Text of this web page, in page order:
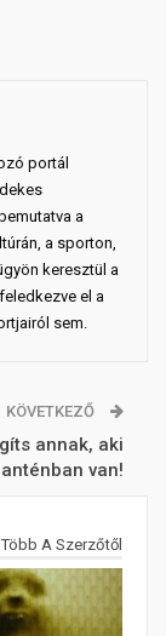
portál
a
a sporton,
keresztül a
el a
sem.
KÖVETKEZŐ
annak, aki
van!
Több A Szerzőtől